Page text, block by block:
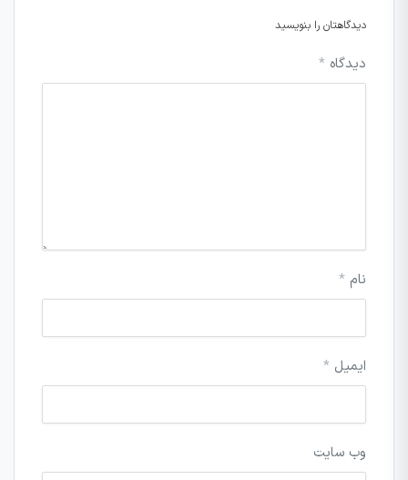
دیدگاهتان را بنویسید
دیدگاه *
نام *
ایمیل *
وب‌ سایت